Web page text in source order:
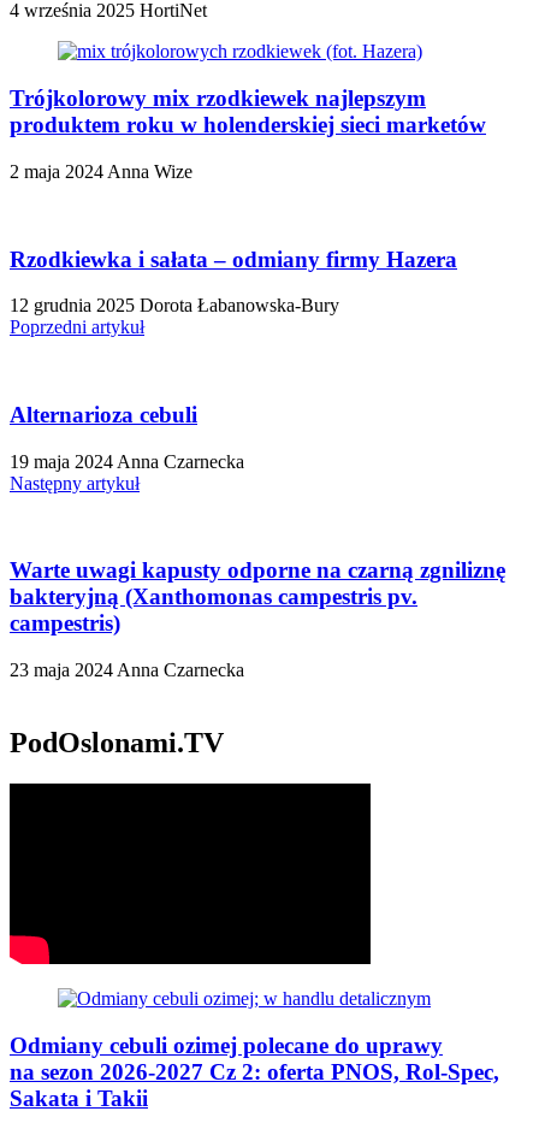
4 września 2025 HortiNet
Trójkolorowy mix rzodkiewek najlepszym
produktem roku w holenderskiej sieci marketów
2 maja 2024 Anna Wize
Rzodkiewka i sałata – odmiany firmy Hazera
12 grudnia 2025 Dorota Łabanowska-Bury
Poprzedni artykuł
Alternarioza cebuli
19 maja 2024 Anna Czarnecka
Następny artykuł
Warte uwagi kapusty odporne na czarną zgniliznę
bakteryjną (Xanthomonas campestris pv.
campestris)
23 maja 2024 Anna Czarnecka
PodOslonami.TV
Odmiany cebuli ozimej polecane do uprawy
na sezon 2026-2027 Cz 2: oferta PNOS, Rol-Spec,
Sakata i Takii